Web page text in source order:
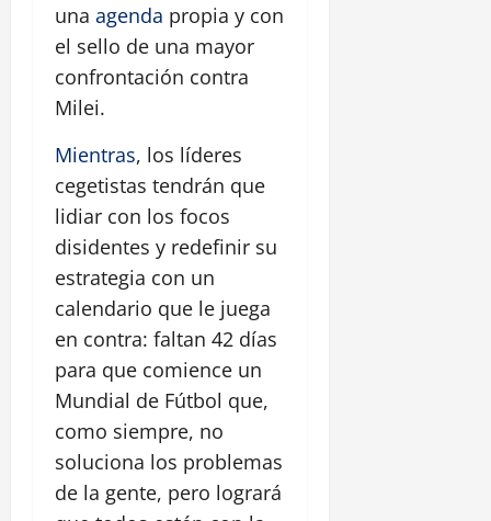
una agenda propia y con
el sello de una mayor
confrontación contra
Milei.
Mientras, los líderes
cegetistas tendrán que
lidiar con los focos
disidentes y redefinir su
estrategia con un
calendario que le juega
en contra: faltan 42 días
para que comience un
Mundial de Fútbol que,
como siempre, no
soluciona los problemas
de la gente, pero logrará